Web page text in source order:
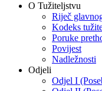
O Tužiteljstvu
Riječ
Kodeks
Poruke
Povijest
Nadležnosti
Odjeli
Odjel I